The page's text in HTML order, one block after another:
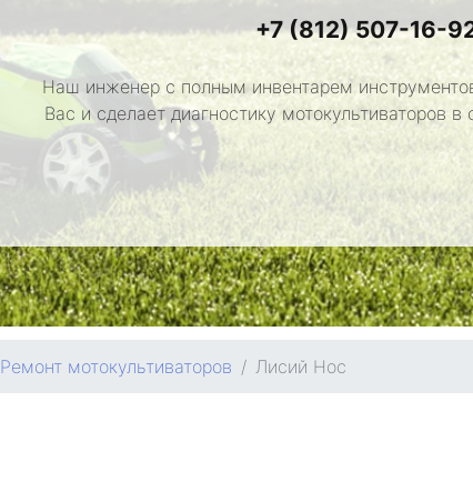
+7 (812) 507-16-
Наш инженер с полным инвентарем
Вас и сделает диагностику мотокультиваторов
Ремонт мотокультиваторов Лисий Нос